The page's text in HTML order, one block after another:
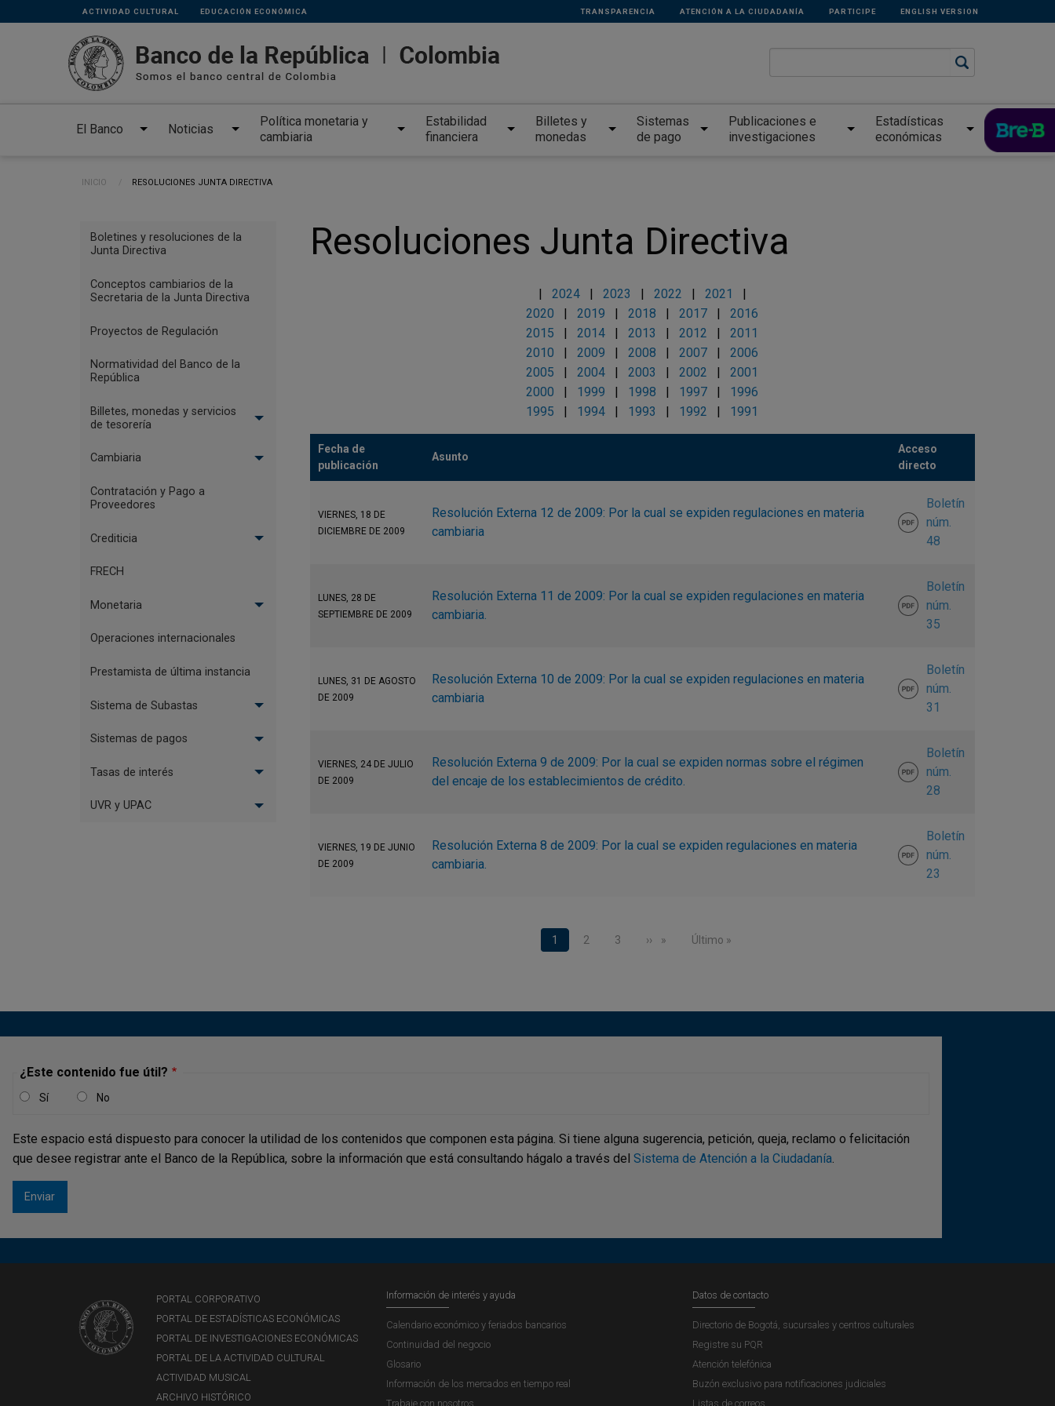
Pasar al contenido principal
Links
secundarios
ACTIVIDAD CULTURAL EDUCACIÓN ECONÓMICA TRANSPARENCIA ATENCIÓN A LA CIUDADANÍA PARTICIPE ENGLISH VERSION
El Banco Noticias
Política monetaria y
cambiaria
Estabilidad
financiera
Billetes y
monedas
Sistemas
de pago
Publicaciones e
investigaciones
Estadísticas
económicas
Ruta de navegación
INICIO CURRENT:
RESOLUCIONES JUNTA DIRECTIVA
Resoluciones Junta Directiva
2024| 2023 2022 2021
2020 |2019 |2018 |2017 |2016
2015 |2014 |2013 |2012 |2011
2010 |2009 |2008 |2007 |2006
2005 |2004 |2003 |2002 |2001
2000
1999 1998 1997
1996
1995
1994 1993 1992 1991
Fecha de
publicación
Asunto
Acceso
directo
VIERNES, 18 DE
DICIEMBRE DE 2009
Resolución Externa 12 de 2009: Por la cual se expiden regulaciones en materia
cambiaria
Boletín
núm.
48
LUNES, 28 DE
SEPTIEMBRE DE 2009
Resolución Externa 11 de 2009: Por la cual se expiden regulaciones en materia
cambiaria.
Boletín
núm.
35
LUNES, 31 DE AGOSTO
DE 2009
Resolución Externa 10 de 2009: Por la cual se expiden regulaciones en materia
cambiaria
Boletín
núm.
31
VIERNES, 24 DE JULIO
DE 2009
Resolución Externa 9 de 2009: Por la cual se expiden normas sobre el régimen
del encaje de los establecimientos de crédito.
Boletín
núm.
28
VIERNES, 19 DE JUNIO
DE 2009
Resolución Externa 8 de 2009: Por la cual se expiden regulaciones en materia
cambiaria.
Boletín
núm.
23
Página actual
1 Page
2 Page
3 Siguiente página
›› Última página
Último »
Menu
Reglamentación
Boletines y resoluciones de la
Junta Directiva
Conceptos cambiarios de la
Secretaria de la Junta Directiva
Proyectos de Regulación
Normatividad del Banco de la
República
Billetes, monedas y servicios
de tesorería
Cambiaria
Contratación y Pago a
Proveedores
Crediticia
FRECH
Monetaria
Operaciones internacionales
Prestamista de última instancia
Sistema de Subastas
Sistemas de pagos
Tasas de interés
UVR y UPAC
¿Este contenido fue útil?
Sí No
Este espacio está dispuesto para conocer la utilidad de los contenidos que componen esta página. Si tiene alguna sugerencia, petición, queja, reclamo o felicitación
que desee registrar ante el Banco de la República, sobre la información que está consultando hágalo a través del Sistema de Atención a la Ciudadanía.
PORTAL CORPORATIVO
PORTAL DE ESTADÍSTICAS ECONÓMICAS
PORTAL DE INVESTIGACIONES ECONÓMICAS
PORTAL DE LA ACTIVIDAD CULTURAL
ACTIVIDAD MUSICAL
ARCHIVO HISTÓRICO
Información de interés y ayuda
Calendario económico y feriados bancarios
Continuidad del negocio
Glosario
Información de los mercados en tiempo real
Trabaje con nosotros
Datos de contacto
Directorio de Bogotá, sucursales y centros culturales
Registre su PQR
Atención telefónica
Buzón exclusivo para notificaciones judiciales
Listas de correos